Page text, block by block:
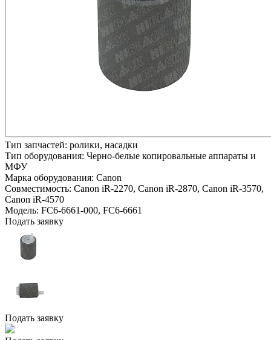
Тип запчастей: ролики, насадки
Тип оборудования: Черно-белые копировальные аппараты и
МФУ
Марка оборудования: Canon
Совместимость: Canon iR-2270, Canon iR-2870, Canon iR-3570,
Canon iR-4570
Модель: FC6-6661-000, FC6-6661
Подать заявку
Подать заявку